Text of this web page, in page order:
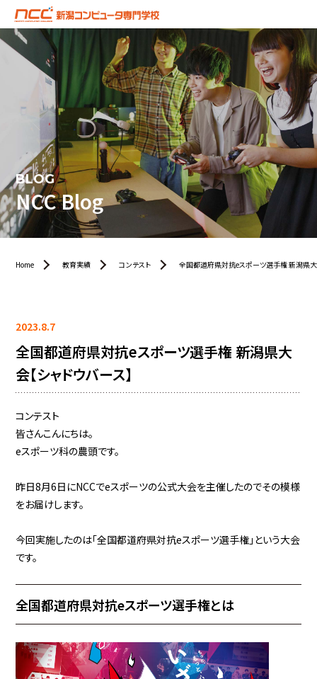
BLOG
NCC Blog
Home 教育実績 コンテスト 全国都道府県対抗eスポーツ選手権 新潟県大
2023.8.7
全国都道府県対抗eスポーツ選手権 新潟県大
会【シャドウバース】
コンテスト
皆さんこんにちは。
eスポーツ科の農頭です。
昨日8月6日にNCCでeスポーツの公式大会を主催したのでその模様
をお届けします。
今回実施したのは「全国都道府県対抗eスポーツ選手権」という大会
です。
全国都道府県対抗eスポーツ選手権とは